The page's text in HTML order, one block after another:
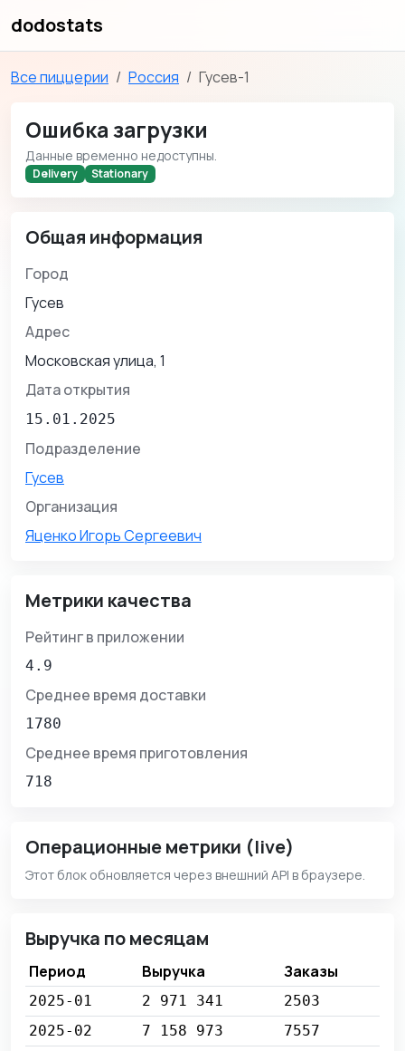
dodostats
Все пиццерии Россия Гусев-1
Ошибка загрузки
Данные временно недоступны.
Delivery Stationary
Общая информация
Город
Гусев
Адрес
Московская улица, 1
Дата открытия
15.01.2025
Подразделение
Гусев
Организация
Яценко Игорь Сергеевич
Метрики качества
Рейтинг в приложении
4.9
Среднее время доставки
1780
Среднее время приготовления
718
Операционные метрики (live)
Этот блок обновляется через внешний API в браузере.
Выручка по месяцам
Период Выручка Заказы
2025-01 2 971 341
2503
2025-02
7 158 973
7557